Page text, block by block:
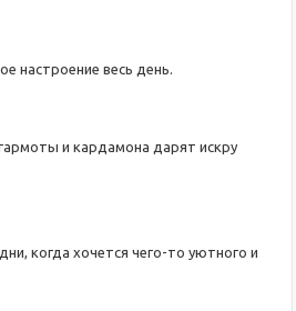
настроение весь день.
и кардамона дарят искру
когда хочется чего-то уютного и